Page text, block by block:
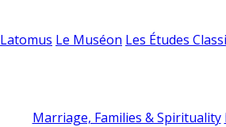
Latomus Le Muséon Les Études
Marriage, Families & Spirituality